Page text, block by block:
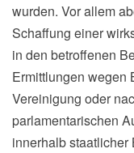
wurden. Vor allem
Schaffung einer
in den betroffenen
Ermittlungen wegen
Vereinigung oder
parlamentarischen
innerhalb staatlicher